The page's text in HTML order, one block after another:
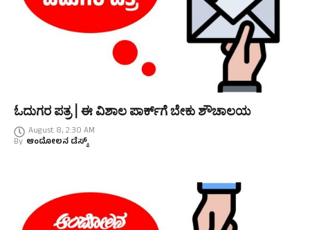
ಓದುಗರ ಪತ್ರ | ಈ ವಿಶಾಲ ಪಾರ್ಕ್‌ಗೆ ಬೇಕು ಶೌಚಾಲಯ
August 8, 2:30 AM
By ಆಂದೋಲನ ಡೆಸ್ಕ್